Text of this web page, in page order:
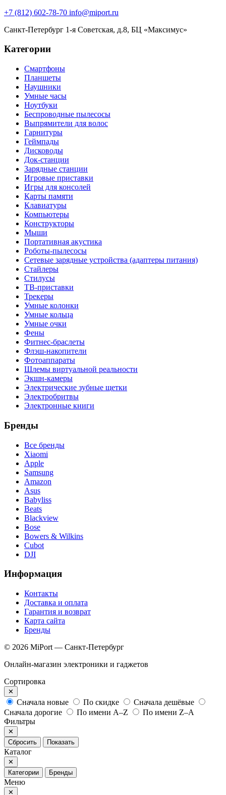
+7 (812) 602-78-70 info@miport.ru
Санкт-Петербург 1-я Советская, д.8, БЦ «Максимус»
Категории
Смартфоны
Планшеты
Наушники
Умные часы
Ноутбуки
Беспроводные пылесосы
Выпрямители для волос
Гарнитуры
Геймпады
Дисководы
Док-станции
Зарядные станции
Игровые приставки
Игры для консолей
Карты памяти
Клавиатуры
Компьютеры
Конструкторы
Мыши
Портативная акустика
Роботы-пылесосы
Сетевые зарядные устройства (адаптеры питания)
Стайлеры
Стилусы
ТВ-приставки
Трекеры
Умные колонки
Умные кольца
Умные очки
Фены
Фитнес-браслеты
Флэш-накопители
Фотоаппараты
Шлемы виртуальной реальности
Экшн-камеры
Электрические зубные щетки
Электробритвы
Электронные книги
Бренды
Все бренды
Xiaomi
Apple
Samsung
Amazon
Asus
Babyliss
Beats
Blackview
Bose
Bowers & Wilkins
Cubot
DJI
Информация
Контакты
Доставка и оплата
Гарантия и возврат
Карта сайта
Бренды
© 2026 MiPort — Санкт-Петербург
Онлайн-магазин электроники и гаджетов
Сортировка
✕
Сначала новые По скидке
Сначала дешёвые
Сначала дорогие
По имени A–Z
По имени Z–A
Фильтры
✕
Сбросить
Показать
Каталог
✕
Категории
Бренды
Меню
✕